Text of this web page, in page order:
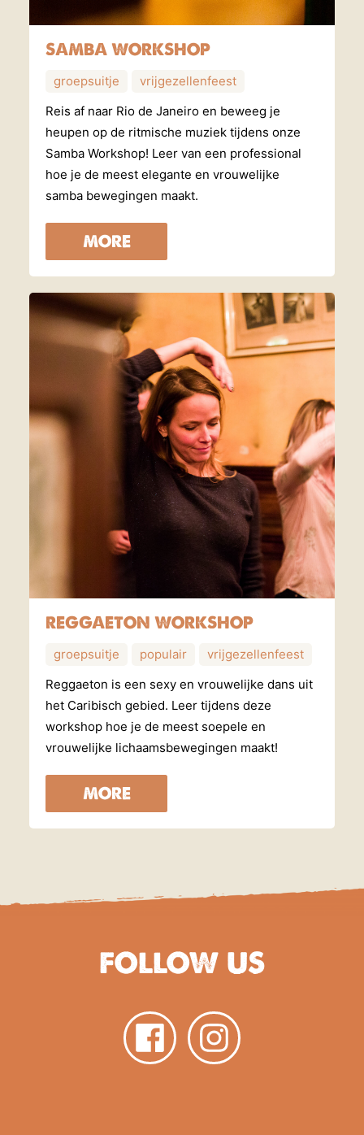
SAMBA WORKSHOP
groepsuitje
vrijgezellenfeest
Reis af naar Rio de Janeiro en beweeg je
heupen op de ritmische muziek tijdens onze
Samba Workshop! Leer van een professional
hoe je de meest elegante en vrouwelijke
samba bewegingen maakt.
MORE
REGGAETON WORKSHOP
groepsuitje populair
vrijgezellenfeest
Reggaeton is een sexy en vrouwelijke dans uit
het Caribisch gebied. Leer tijdens deze
workshop hoe je de meest soepele en
vrouwelijke lichaamsbewegingen maakt!
MORE
FOLLOW US